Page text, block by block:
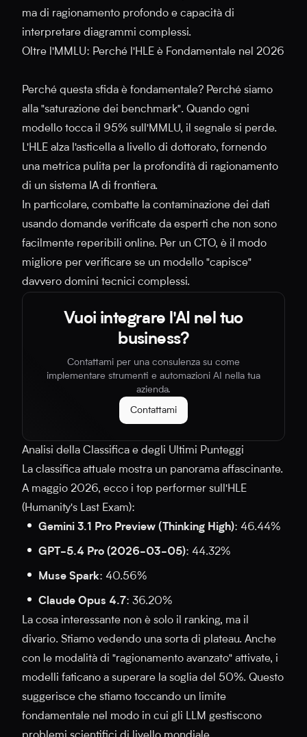
ma di ragionamento profondo e capacità di
interpretare diagrammi complessi.
Oltre l'MMLU: Perché l'HLE è Fondamentale nel 2026
Perché questa sfida è fondamentale? Perché siamo
alla "saturazione dei benchmark". Quando ogni
modello tocca il 95% sull'MMLU, il segnale si perde.
L'HLE alza l'asticella a livello di dottorato, fornendo
una metrica pulita per la profondità di ragionamento
di un sistema IA di frontiera.
In particolare, combatte la contaminazione dei dati
usando domande verificate da esperti che non sono
facilmente reperibili online. Per un CTO, è il modo
migliore per verificare se un modello "capisce"
davvero domini tecnici complessi.
Vuoi integrare l'AI nel tuo
business?
Contattami per una consulenza su come
implementare strumenti e automazioni AI nella tua
azienda.
Contattami
Analisi della Classifica e degli Ultimi Punteggi
La classifica attuale mostra un panorama affascinante.
A maggio 2026, ecco i top performer sull'HLE
(Humanity's Last Exam):
Gemini 3.1 Pro Preview (Thinking High): 46.44%
GPT-5.4 Pro (2026-03-05): 44.32%
Muse Spark: 40.56%
Claude Opus 4.7: 36.20%
La cosa interessante non è solo il ranking, ma il
divario. Stiamo vedendo una sorta di plateau. Anche
con le modalità di "ragionamento avanzato" attivate, i
modelli faticano a superare la soglia del 50%. Questo
suggerisce che stiamo toccando un limite
fondamentale nel modo in cui gli LLM gestiscono